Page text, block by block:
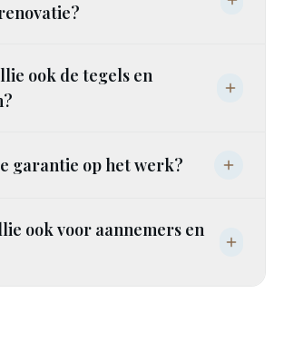
ook de tegels en
garantie op het werk?
ook voor aannemers en